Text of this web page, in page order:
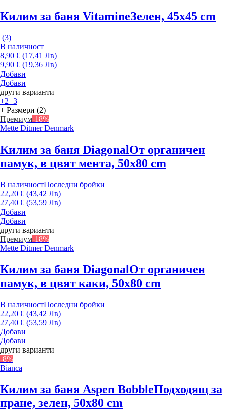
Килим за баня VitamineЗелен, 45x45 cm
(3)
В наличност
8,90 € (17,41 Лв)
9,90 € (19,36 Лв)
Добави
Добави
други варианти
+2+3
+ Размери (2)
Премиум-18%
Mette Ditmer Denmark
Килим за баня DiagonalОт органичен
памук, в цвят мента, 50x80 cm
В наличностПоследни бройки
22,20 € (43,42 Лв)
27,40 € (53,59 Лв)
Добави
Добави
други варианти
Премиум-18%
Mette Ditmer Denmark
Килим за баня DiagonalОт органичен
памук, в цвят каки, 50x80 cm
В наличностПоследни бройки
22,20 € (43,42 Лв)
27,40 € (53,59 Лв)
Добави
Добави
други варианти
-8%
Bianca
Килим за баня Aspen BobbleПодходящ за
пране, зелен, 50x80 cm